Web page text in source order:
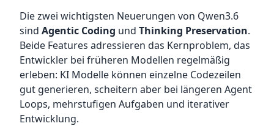
Die zwei wichtigsten Neuerungen von Qwen3.6
sind Agentic Coding und Thinking Preservation.
Beide Features adressieren das Kernproblem, das
Entwickler bei früheren Modellen regelmäßig
erleben: KI Modelle können einzelne Codezeilen
gut generieren, scheitern aber bei längeren Agent
Loops, mehrstufigen Aufgaben und iterativer
Entwicklung.